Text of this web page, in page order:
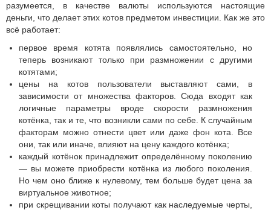
разумеется, в качестве валюты используются настоящие
деньги, что делает этих котов предметом инвестиции. Как же это
всё работает:
первое время котята появлялись самостоятельно, но
теперь возникают только при размножении с другими
котятами;
цены на котов пользователи выставляют сами, в
зависимости от множества факторов. Сюда входят как
логичные параметры вроде скорости размножения
котёнка, так и те, что возникли сами по себе. К случайным
факторам можно отнести цвет или даже фон кота. Все
они, так или иначе, влияют на цену каждого котёнка;
каждый котёнок принадлежит определённому поколению
— вы можете приобрести котёнка из любого поколения.
Но чем оно ближе к нулевому, тем больше будет цена за
виртуальное животное;
при скрещивании коты получают как наследуемые черты,